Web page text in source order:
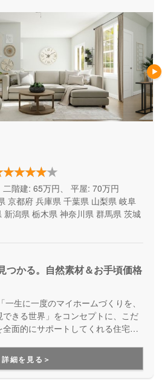
二階建: 65万円、 平屋: 70万円
京都府 兵庫県 千葉県 山梨県 岐阜
新潟県 栃木県 神奈川県 群馬県 茨城
つかる。自然素材＆お手頃価格
「一生に一度のマイホームづくりを、
きる世界」をコンセプトに、こだ
面的にサポートしてくれる住宅メ
づくり、暮らし始めた後のメンテナ
のことまで、まるっとお任せいた
詳細を見る＞